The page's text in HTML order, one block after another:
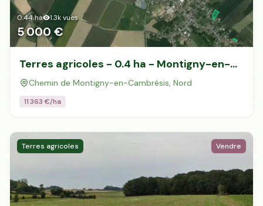
0.44ha 1.3kvues
5 000 €
Terres agricoles - 0.4 ha - Montigny-en-
Cambrésis
Chemin de Montigny-en-Cambrésis, Nord
11 363€/ha
Terres agricoles Vendre